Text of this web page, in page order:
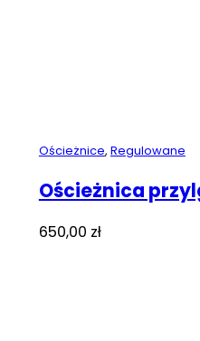
Ościeżnice, Regulowane
Ościeżnica
650,00 zł